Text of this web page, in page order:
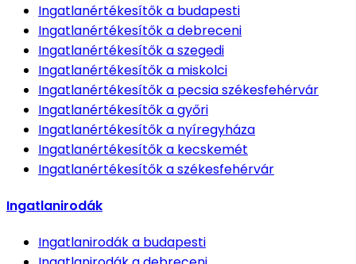
Ingatlanértékesítőka budapesti
Ingatlanértékesítőka debreceni
Ingatlanértékesítőka szegedi
Ingatlanértékesítőka miskolci
Ingatlanértékesítőka pecsia székesfehérvár
Ingatlanértékesítőka győri
Ingatlanértékesítőka nyíregyháza
Ingatlanértékesítőka kecskemét
Ingatlanértékesítőka székesfehérvár
Ingatlanirodák
Ingatlanirodáka budapesti